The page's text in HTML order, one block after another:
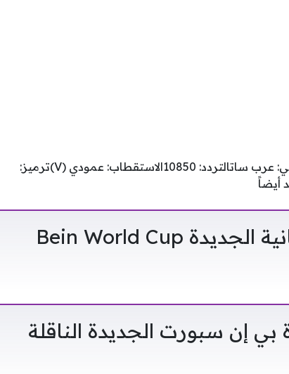
القناة: beIN Sports المفتوحه الجديدهالقمر الصناعي: عرب ساتالتردد: 10850الاستقطاب: عمودي (V)ترميز:
تردد قناة بين سبورت المجانية الجديدة Bein World Cup
إن سبورت الجديدة الناقلة